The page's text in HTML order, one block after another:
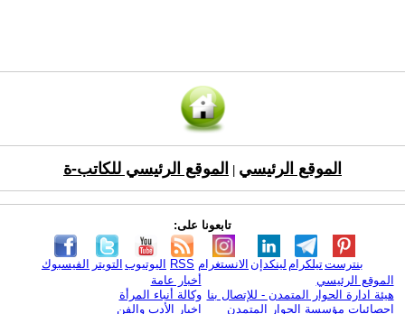
الموقع الرئيسي الموقع الرئيسي للكاتب-ة
تابعونا على:
الفيسبوك التويتر اليوتيوب RSS الانستغرام لينكدإن تيلكرامبنترست
الموقع الرئيسي
هيئة ادارة الحوار المتمدن - للإتصال بنا
إحصائيات مؤسسة الحوار المتمدن
أخبار عامة
وكالة أنباء المرأة
اخبار الأدب والفن